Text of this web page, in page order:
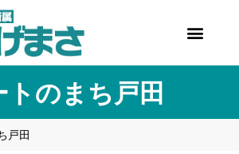
トのまち戸田
戸田